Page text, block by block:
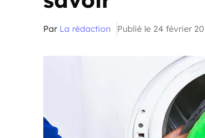
Par La rédaction Publié le 24 février